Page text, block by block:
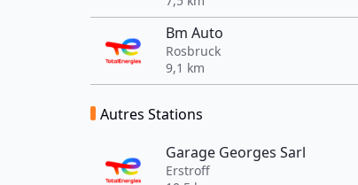
Bm Auto
Rosbruck
9,1 km
Autres Stations
Garage Georges Sarl
Erstroff